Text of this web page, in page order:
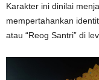
Karakter ini dinilai
mempertahankan
atau “Reog Santri” di